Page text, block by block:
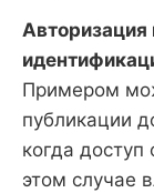
Авторизация
Примером
публикации
когда
этом случае